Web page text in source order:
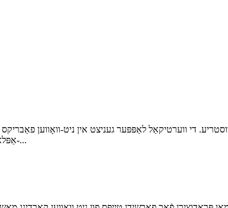
אַפּלאַקיישאַנז און קענען זיין צוגעפאסט צו: הויך קוואַליטעט מאַטראַס, דרויסנדיק מעבל, אַלט מענטש און קינדס-...